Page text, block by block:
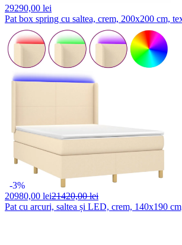
29290,00 lei
Pat box spring cu saltea, crem, 200x200 cm,
-3%
20980,00 lei21420,00 lei
Pat cu arcuri, saltea și LED, crem, 140x190